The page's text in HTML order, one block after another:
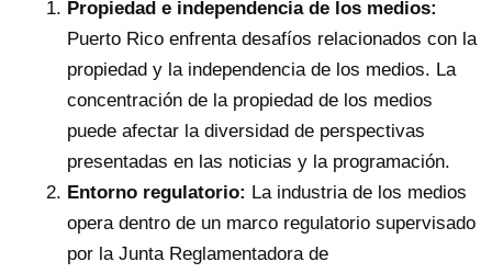
Propiedad e independencia de los medios:
Puerto Rico enfrenta desafíos relacionados con la
propiedad y la independencia de los medios. La
concentración de la propiedad de los medios
puede afectar la diversidad de perspectivas
presentadas en las noticias y la programación.
Entorno regulatorio: La industria de los medios
opera dentro de un marco regulatorio supervisado
por la Junta Reglamentadora de